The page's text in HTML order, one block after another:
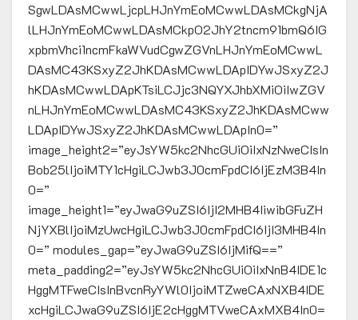
SgwLDAsMCwwLjcpLHJnYmEoMCwwLDAsMCkgNjA
lLHJnYmEoMCwwLDAsMCkpO2JhY2tncm91bmQ6IG
xpbmVhci1ncmFkaWVudCgwZGVnLHJnYmEoMCwwL
DAsMC43KSxyZ2JhKDAsMCwwLDApIDYwJSxyZ2J
hKDAsMCwwLDApKTsiLCJjc3NQYXJhbXMiOiIwZGV
nLHJnYmEoMCwwLDAsMC43KSxyZ2JhKDAsMCww
LDApIDYwJSxyZ2JhKDAsMCwwLDApIn0=”
image_height2=”eyJsYW5kc2NhcGUiOiIxNzNweCIsIn
Bob25lIjoiMTY1cHgiLCJwb3J0cmFpdCI6IjEzM3B4In
0=”
image_height1=”eyJwaG9uZSI6IjI2MHB4IiwibGFuZH
NjYXBlIjoiMzUwcHgiLCJwb3J0cmFpdCI6IjI3MHB4In
0=” modules_gap=”eyJwaG9uZSI6IjMifQ==”
meta_padding2=”eyJsYW5kc2NhcGUiOiIxNnB4IDE1c
HggMTFweCIsInBvcnRyYWl0IjoiMTZweCAxNXB4IDE
xcHgiLCJwaG9uZSI6IjE2cHggMTVweCAxMXB4In0=